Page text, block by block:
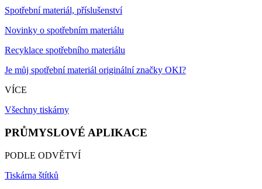
Spotřební materiál, příslušenství
Novinky o spotřebním materiálu
Recyklace spotřebního materiálu
Je můj spotřební materiál originální značky OKI?
VÍCE
Všechny tiskárny
PRŮMYSLOVÉ APLIKACE
PODLE ODVĚTVÍ
Tiskárna štítků